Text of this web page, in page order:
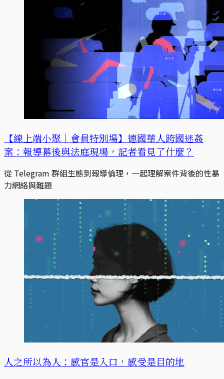
【線上端小聚｜會員特別場】德國華人跨國迷姦
案：報導幕後與法庭現場，記者看見了什麼？
從 Telegram 群組生態到報導倫理，一起理解案件背後的性暴
力網絡與難題
人之所以為人：感官是入口，感受是目的地